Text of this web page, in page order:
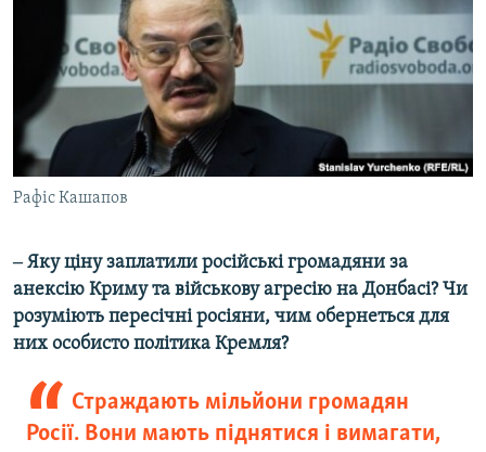
Рафіс Кашапов
‒ Яку ціну заплатили російські громадяни за
анексію Криму та військову агресію на Донбасі? Чи
розуміють пересічні росіяни, чим обернеться для
них особисто політика Кремля?
Страждають мільйони громадян
Росії. Вони мають піднятися і вимагати,